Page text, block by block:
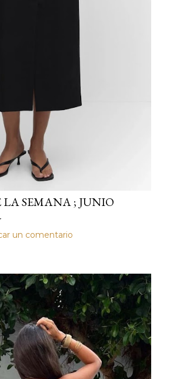
LA SEMANA ; JUNIO
un comentario